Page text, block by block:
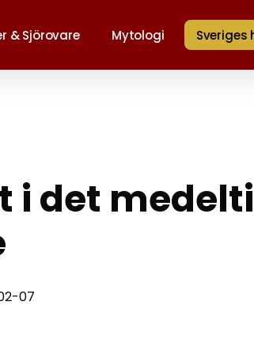
& Sjörovare Mytologi Sveriges
i det
07